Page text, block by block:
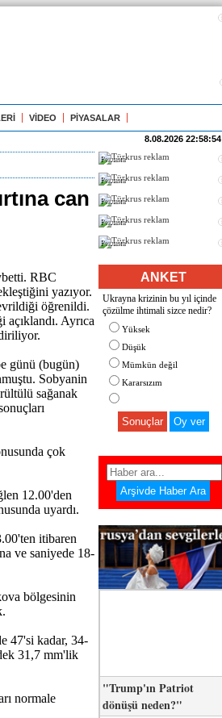
VİDEO PİYASALAR
8.08.2026 22:58:54
can
RBC
yazıyor.
öğrenildi.
Ayrıca
günü (bugün)
Sobyanin
sağanak
çok
12.00'den
uyardı.
itibaren
ve saniyede 18-
bölgesinin
47'si kadar, 34-
31,7 mm'lik
normale
Реклама
Реклама
Реклама
Реклама
Реклама
ANKET
Ukrayna krizinin bu yıl içinde
çözülme ihtimali sizce nedir?
Yüksek
Düşük
Mümkün değil
Kararsızım
Sonuçlar
"Trump'ın Patriot
dönüşü neden?"